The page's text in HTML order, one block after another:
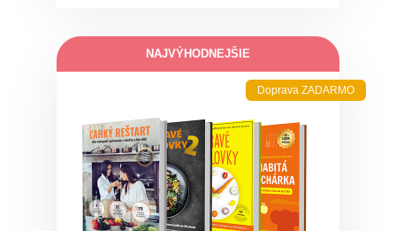
NAJVÝHODNEJŠIE
Doprava ZADARMO